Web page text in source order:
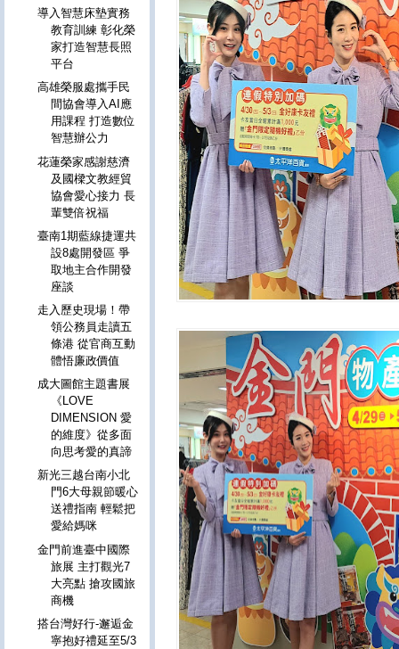
導入智慧床墊實務
教育訓練 彰化榮
家打造智慧長照
平台
高雄榮服處攜手民
間協會導入AI應
用課程 打造數位
智慧辦公力
花蓮榮家感謝慈濟
及國樑文教經貿
協會愛心接力 長
輩雙倍祝福
臺南1期藍線捷運共
設8處開發區 爭
取地主合作開發
座談
走入歷史現場！帶
領公務員走讀五
條港 從官商互動
體悟廉政價值
成大圖館主題書展
《LOVE
DIMENSION 愛
的維度》從多面
向思考愛的真諦
新光三越台南小北
門6大母親節暖心
送禮指南 輕鬆把
愛給媽咪
金門前進臺中國際
旅展 主打觀光7
大亮點 搶攻國旅
商機
搭台灣好行-邂逅金
寧抱好禮延至5/3